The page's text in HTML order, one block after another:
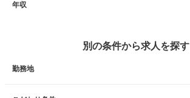
年収
別の条件から求人を探す
勤務地